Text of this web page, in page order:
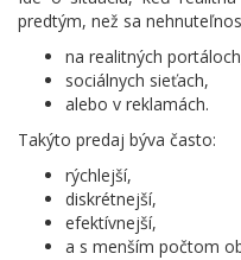
predtým, než sa
na realitných
sociálnych sieťach,
alebo v reklamách.
Takýto predaj býva často:
rýchlejší,
diskrétnejší,
efektívnejší,
a s menším počtom